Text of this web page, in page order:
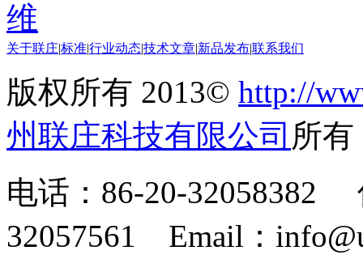
维
关于联庄标准行业动态技术文章 新品发布联系我们
版权所有 2013© http://
州联庄科技有限公司 所
电话：86-20-32058382
32057561 Email：